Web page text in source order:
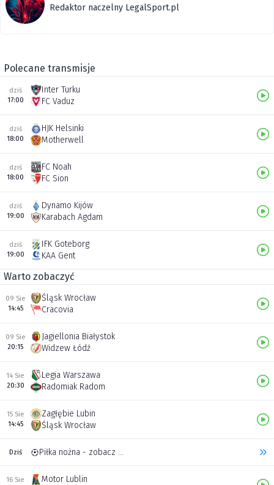
Redaktor naczelny LegalSport.pl
Polecane transmisje
dziś
17:00
Inter Turku
FC Vaduz
dziś
18:00
HJK Helsinki
Motherwell
dziś
18:00
FC Noah
FC Sion
dziś
19:00
Dynamo Kijów
Karabach Agdam
dziś
19:00
IFK Goteborg
KAA Gent
Warto zobaczyć
09 Sie
14:45
Śląsk Wrocław
Cracovia
09 Sie
20:15
Jagiellonia Białystok
Widzew Łódź
14 Sie
20:30
Legia Warszawa
Radomiak Radom
15 Sie
14:45
Zagłębie Lubin
Śląsk Wrocław
Dziś Piłka nożna - zobacz inne transmisje
16 Sie
Motor Lublin